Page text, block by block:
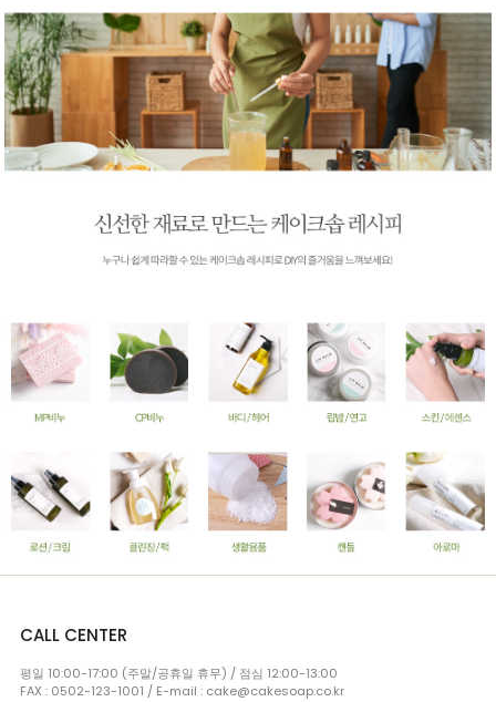
CALL CENTER
평일 10:00-17:00 (주말/공휴일 휴무) / 점심 12:00-13:00
FAX : 0502-123-1001 / E-mail : cake@cakesoap.co.kr